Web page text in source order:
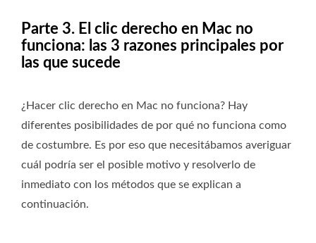
Parte 3. El clic derecho en Mac no
funciona: las 3 razones principales por
las que sucede
¿Hacer clic derecho en Mac no funciona? Hay
diferentes posibilidades de por qué no funciona como
de costumbre. Es por eso que necesitábamos averiguar
cuál podría ser el posible motivo y resolverlo de
inmediato con los métodos que se explican a
continuación.